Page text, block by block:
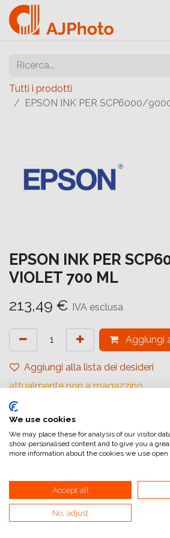
Tutti i prodotti
EPSON INK PER SCP6000/
EPSON INK PER
VIOLET 700 ML
213,49 € IVA esclusa
Aggiungi
Aggiungi alla lista dei desideri
attualmente non a magazzino
Riferimento interno:
Collegamenti utili
Home
We use cookies
We may place these for analysis of our visitor
show personalised content and to give you a
more information about the cookies we use
Accept all
No, adjust